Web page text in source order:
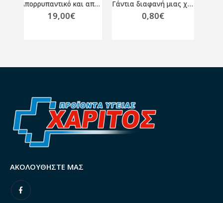
0,80€ 2,35€
ΑΚΟΛΟΥΘΉΣΤΕ ΜΑΣ